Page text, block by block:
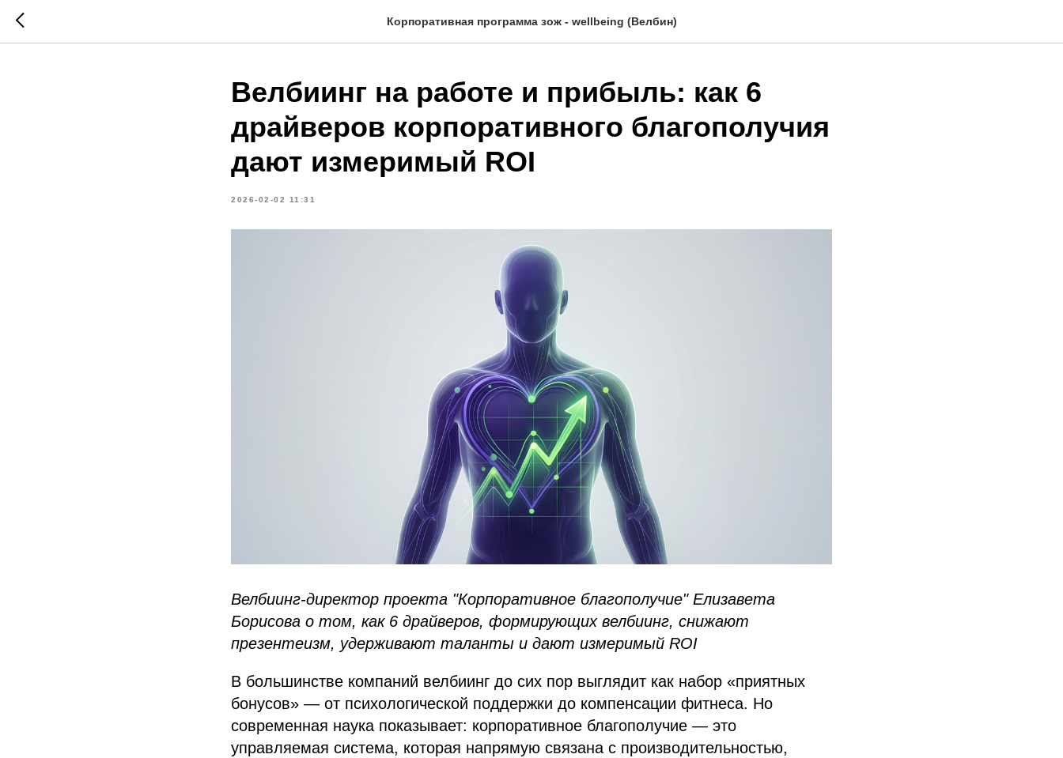
Корпоративная программа зож - wellbeing (Велбин)
Велбиинг на работе и прибыль: как 6
драйверов корпоративного благополучия
дают измеримый ROI
2026-02-02 11:31
Велбиинг-директор проекта "Корпоративное благополучие" Елизавета
Борисова о том, как 6 драйверов, формирующих велбиинг, снижают
презентеизм, удерживают таланты и дают измеримый ROI
В большинстве компаний велбиинг до сих пор выглядит как набор «приятных
бонусов» — от психологической поддержки до компенсации фитнеса. Но
современная наука показывает: корпоративное благополучие — это
управляемая система, которая напрямую связана с производительностью,